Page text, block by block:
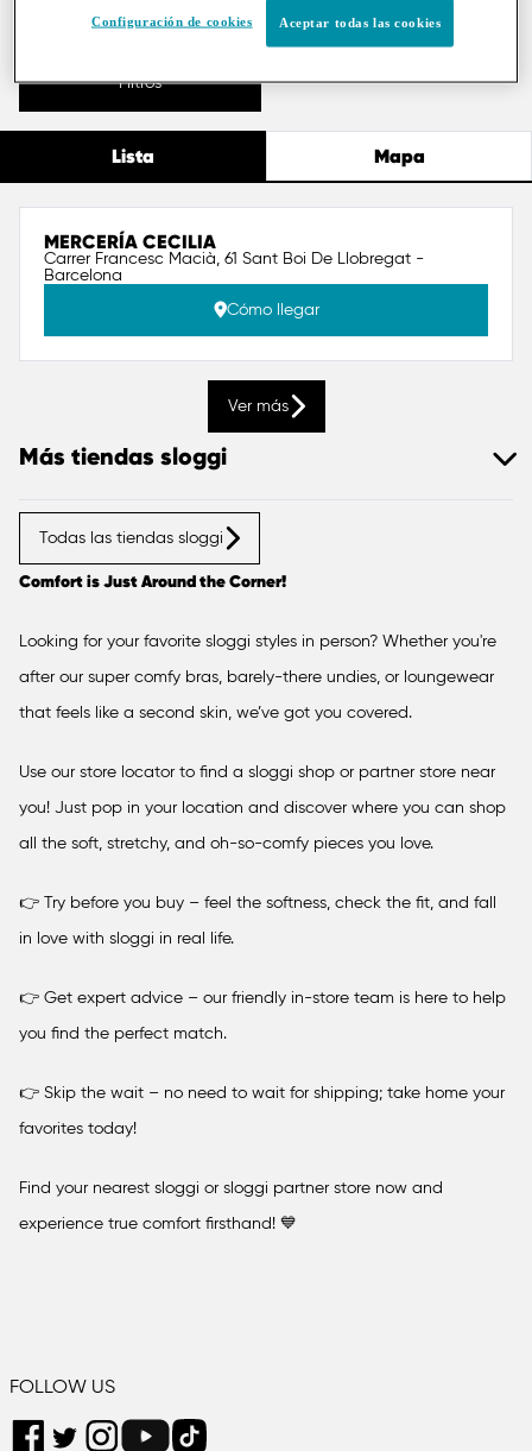
Encuéntrame
Filtros
Lista Mapa
MERCERÍA CECILIA
Carrer Francesc Macià, 61 Sant Boi De Llobregat -
Barcelona
Cómo llegar
Ver más
Más tiendas sloggi
Austria
Bélgica
Chequia
Chipre
Estonia
Todas las tiendas sloggi
Comfort is Just Around the Corner!
Looking for your favorite sloggi styles in person? Whether you're
after our super comfy bras, barely-there undies, or loungewear
that feels like a second skin, we’ve got you covered.
Use our store locator to find a sloggi shop or partner store near
you! Just pop in your location and discover where you can shop
all the soft, stretchy, and oh-so-comfy pieces you love.
👉 Try before you buy – feel the softness, check the fit, and fall
in love with sloggi in real life.
👉 Get expert advice – our friendly in-store team is here to help
you find the perfect match.
👉 Skip the wait – no need to wait for shipping; take home your
favorites today!
Find your nearest sloggi or sloggi partner store now and
experience true comfort firsthand! 💙
FOLLOW US
Configuración de cookies Aceptar todas las cookies